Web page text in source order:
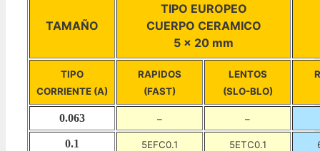
TAMAÑO
TIPO EUROPEO
CUERPO CERAMICO
5 x 20 mm
TIPO
CORRIENTE (A)
RAPIDOS
(FAST)
LENTOS
(SLO-BLO)
0.063 – –
0.1 5EFC0.1 5ETC0.1